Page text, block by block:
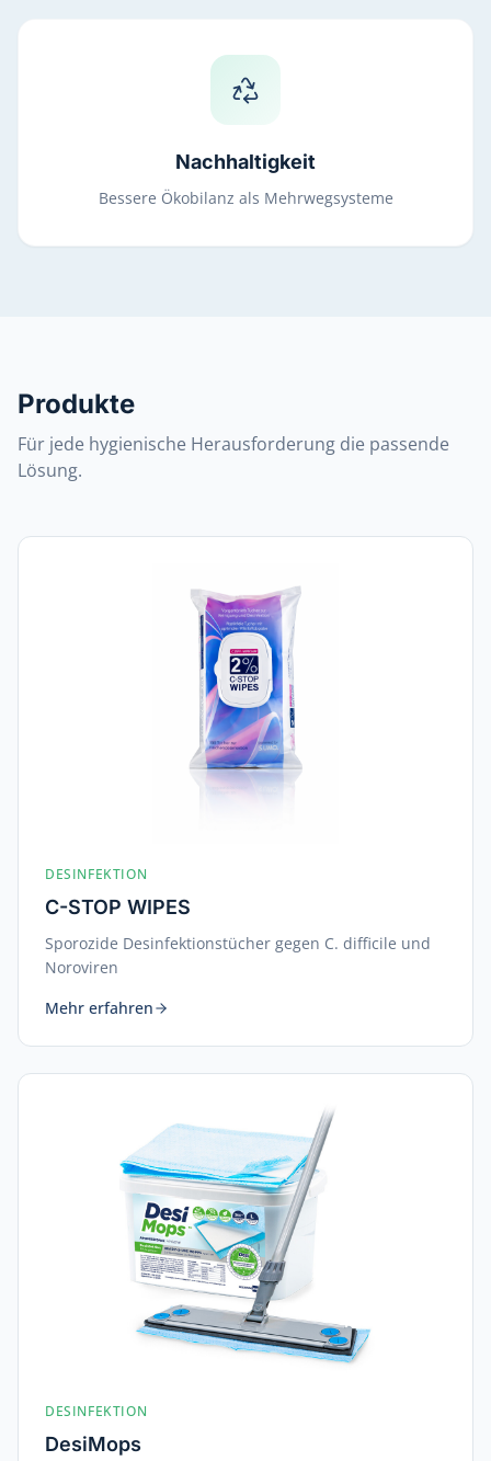
Nachhaltigkeit
Bessere Ökobilanz als Mehrwegsysteme
Produkte
Für jede hygienische Herausforderung die passende
Lösung.
DESINFEKTION
C-STOP WIPES
Sporozide Desinfektionstücher gegen C. difficile und
Noroviren
Mehr erfahren
DESINFEKTION
DesiMops